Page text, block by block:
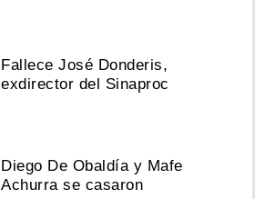
Fallece José Donderis,
exdirector del Sinaproc
Diego De Obaldía y Mafe
Achurra se casaron